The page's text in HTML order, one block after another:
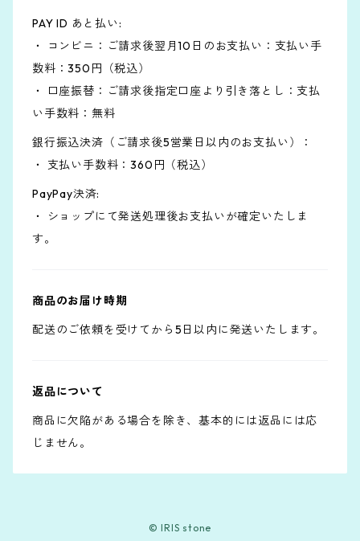
PAY ID あと払い:
・ コンビニ：ご請求後翌月10日のお支払い：支払い手
数料：350円（税込）
・ 口座振替：ご請求後指定口座より引き落とし：支払
い手数料：無料
銀行振込決済（ご請求後5営業日以内のお支払い）：
・ 支払い手数料：360円（税込）
PayPay決済:
・ ショップにて発送処理後お支払いが確定いたしま
す。
商品のお届け時期
配送のご依頼を受けてから5日以内に発送いたします。
返品について
商品に欠陥がある場合を除き、基本的には返品には応
じません。
© IRIS stone